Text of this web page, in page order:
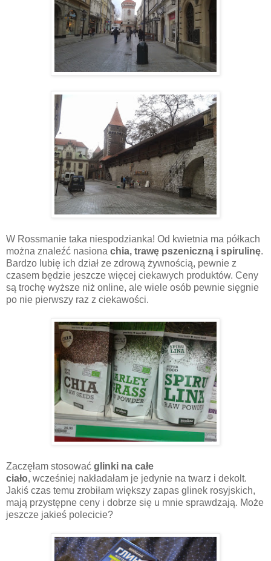
W Rossmanie taka niespodzianka! Od kwietnia ma półkach
można znaleźć nasiona chia, trawę pszeniczną i spirulinę.
Bardzo lubię ich dział ze zdrową żywnością, pewnie z
czasem będzie jeszcze więcej ciekawych produktów. Ceny
są trochę wyższe niż online, ale wiele osób pewnie sięgnie
po nie pierwszy raz z ciekawości.
Zaczęłam stosować glinki na całe
ciało, wcześniej nakładałam je jedynie na twarz i dekolt.
Jakiś czas temu zrobiłam większy zapas glinek rosyjskich,
mają przystępne ceny i dobrze się u mnie sprawdzają. Może
jeszcze jakieś polecicie?